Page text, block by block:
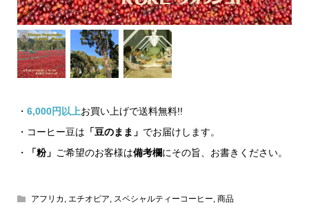
・ 6,000円以上お買い上げで送料無料!!
・コーヒー豆は 「豆のまま」 でお届けします。
・
「粉」 ご希望のお客様は備考欄にその旨、お書きください。
アフリカ , エチオピア, スペシャルティーコーヒー, 商品